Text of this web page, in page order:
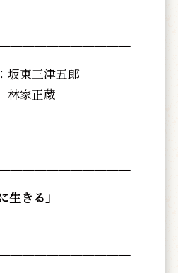
坂東三津五郎
林家正蔵
生きる」